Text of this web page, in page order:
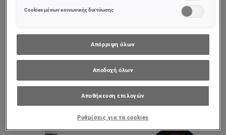
0/5
Επιδερμίδα
0/5
Περισσότερες πληροφορίες μπορείτε να βρείτε στην
Cookies μέσων κοινωνικής δικτύωσης
Απόρριψη όλων
Αποδοχή όλων
Αποθήκευση επιλογών
Ρυθμίσεις για τα cookies